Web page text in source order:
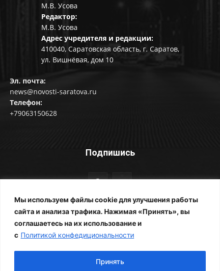
Мы используем файлы cookie для улучшения работы
сайта и анализа трафика. Нажимая «Принять», вы
соглашаетесь на их использование и
с Политикой конфедициональности
Принять
М.В. Усова
Редактор:
М.В. Усова
Адрес учредителя и редакции:
410040, Саратовская область, г. Саратов,
ул. Вишнёвая, дом 10
Эл. почта:
news@novosti-saratova.ru
Телефон:
+79063150628
Подпишись
© Новости Саратова 2014-2025